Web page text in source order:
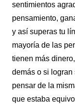
sentimientos
pensamiento,
y así superas tu
mayoría de las
tienen más
demás o si logran
pensar de la
que estaba